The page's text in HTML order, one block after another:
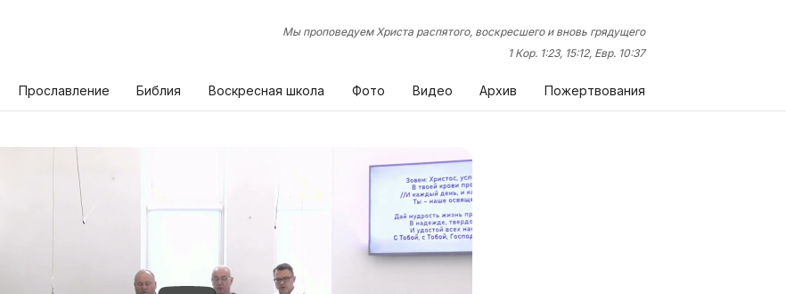
Мы проповедуем Христа распятого, воскресшего и вновь грядущего
1 Кор. 1:23, 15:12, Евр. 10:37
Прославление Библия Воскресная школа Фото Видео Архив Пожертвования